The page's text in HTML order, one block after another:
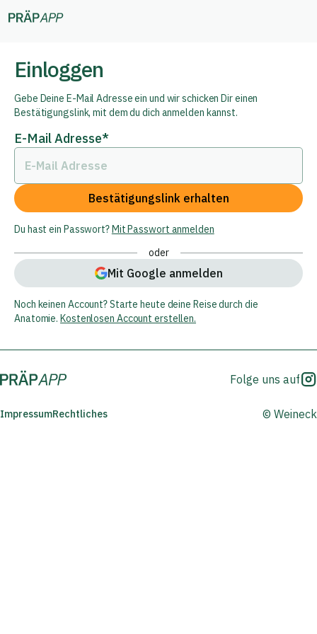
Einloggen
Gebe Deine E-Mail Adresse ein und wir schicken Dir einen
Bestätigungslink, mit dem du dich anmelden kannst.
E-Mail Adresse*
Bestätigungslink erhalten
Du hast ein Passwort?Mit Passwort anmelden
oder
Mit Google anmelden
Noch keinen Account? Starte heute deine Reise durch die
Anatomie. Kostenlosen Account erstellen.
Folge uns auf
ImpressumRechtliches © Weineck